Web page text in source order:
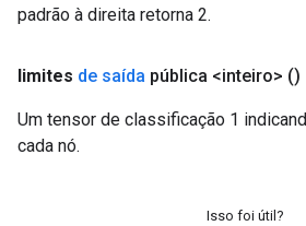
padrão à direita retorna 2.
limites de saída pública <inteiro> ()
Um tensor de classificação 1
cada nó.
Isso foi útil?